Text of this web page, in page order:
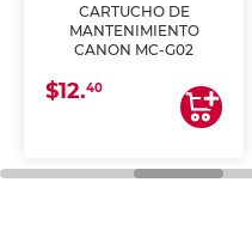
CARTUCHO DE
MANTENIMIENTO
CANON MC-G02
$12.40